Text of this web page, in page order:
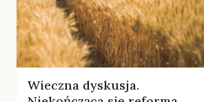
Wieczna dyskusja.